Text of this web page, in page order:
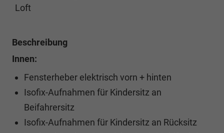
Loft
Beschreibung
Innen:
Fensterheber elektrisch vorn + hinten
Isofix-Aufnahmen für Kindersitz an
Beifahrersitz
Isofix-Aufnahmen für Kindersitz an Rücksitz